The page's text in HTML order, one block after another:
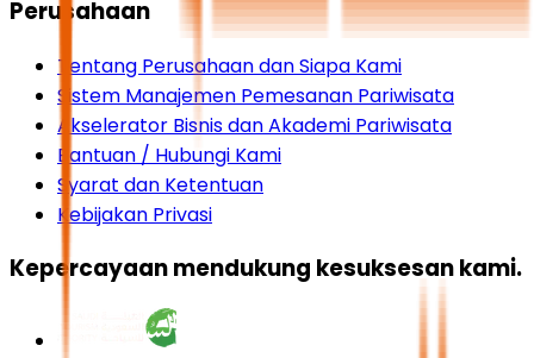
Perusahaan
Tentang Perusahaan dan Siapa Kami
Sistem Manajemen Pemesanan Pariwisata
Akselerator Bisnis dan Akademi Pariwisata
Bantuan / Hubungi Kami
Syarat dan Ketentuan
Kebijakan Privasi
Kepercayaan mendukung kesuksesan kami.